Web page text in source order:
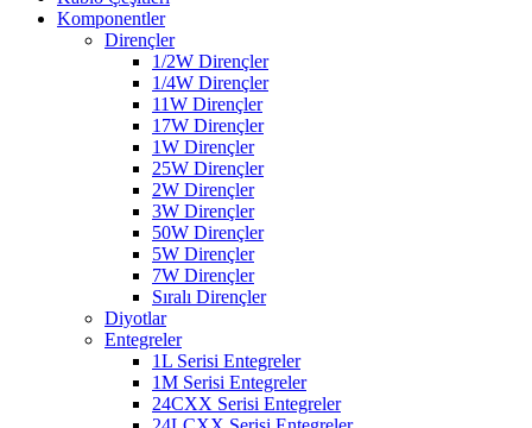
Komponentler
Dirençler
1/2W Dirençler
1/4W Dirençler
11W Dirençler
17W Dirençler
1W Dirençler
25W Dirençler
2W Dirençler
3W Dirençler
50W Dirençler
5W Dirençler
7W Dirençler
Sıralı Dirençler
Diyotlar
Entegreler
1L Serisi Entegreler
1M Serisi Entegreler
24CXX Serisi Entegreler